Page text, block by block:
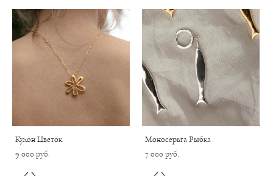
Кулон Цветок
9 000 pуб.
Моносерьга Рыбка
7 000 pуб.